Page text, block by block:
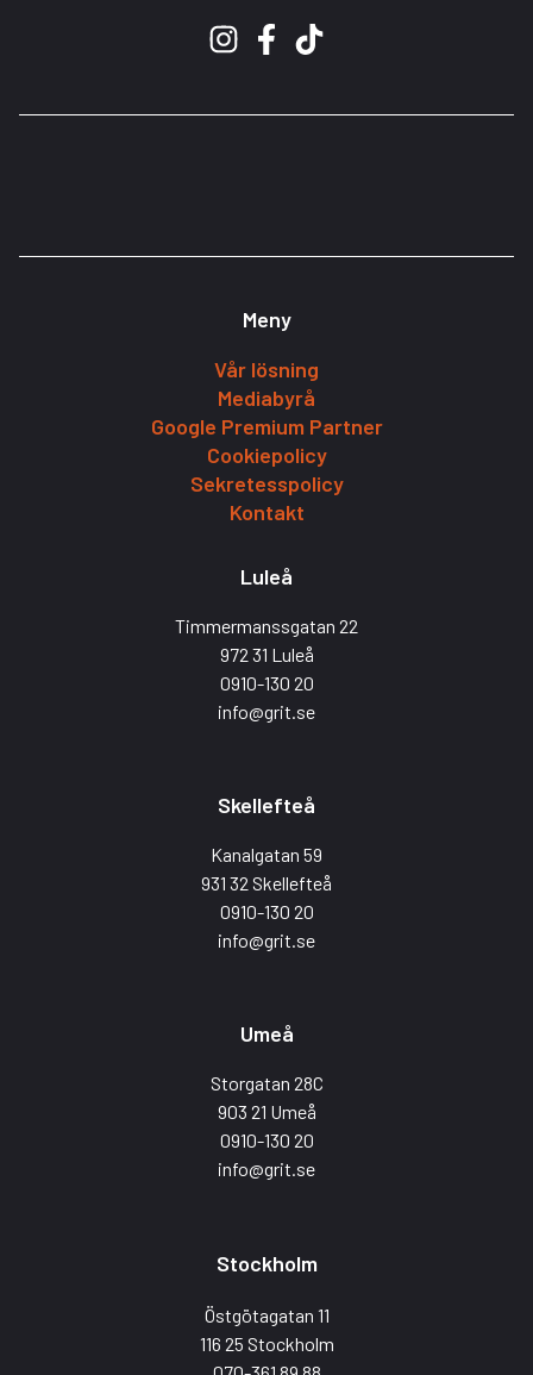
Meny
Vår lösning
Mediabyrå
Google Premium Partner
Cookiepolicy
Sekretesspolicy
Kontakt
Luleå
Timmermanssgatan 22
972 31 Luleå
0910-130 20
info@grit.se
Skellefteå
Kanalgatan 59
931 32 Skellefteå
0910-130 20
info@grit.se
Umeå
Storgatan 28C
903 21 Umeå
0910-130 20
info@grit.se
Stockholm
Östgötagatan 11
116 25 Stockholm